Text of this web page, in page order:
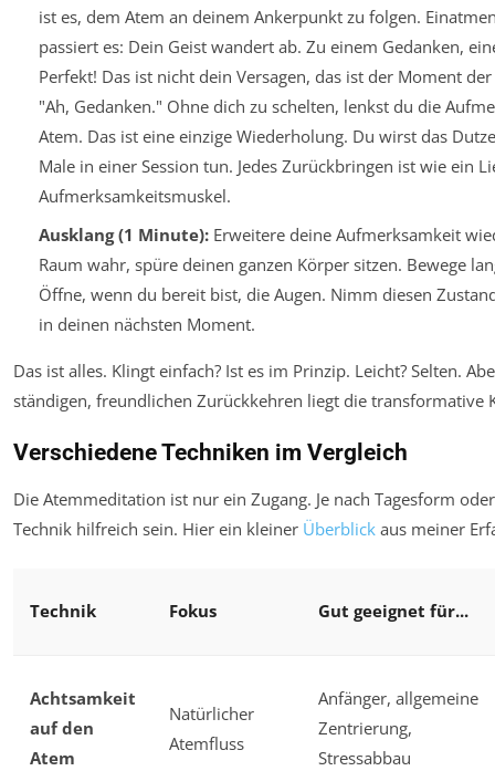
ist es, dem Atem an deinem Ankerpunkt zu folgen.
passiert es: Dein Geist wandert ab. Zu einem Gedanken,
Perfekt! Das ist nicht dein Versagen, das ist der Moment
"Ah, Gedanken." Ohne dich zu schelten, lenkst du die
Atem. Das ist eine einzige Wiederholung. Du wirst das
Male in einer Session tun. Jedes Zurückbringen ist wie ein
Aufmerksamkeitsmuskel.
Ausklang (1 Minute):Erweitere deine Aufmerksamkeit
Raum wahr, spüre deinen ganzen Körper sitzen. Bewege
Öffne, wenn du bereit bist, die Augen. Nimm diesen
in deinen nächsten Moment.
Das ist alles. Klingt einfach? Ist es im Prinzip. Leicht? Selten.
ständigen, freundlichen Zurückkehren liegt die transformative
Verschiedene Techniken im Vergleich
Die Atemmeditation ist nur ein Zugang. Je nach Tagesform
Technik hilfreich sein. Hier ein kleiner Überblick aus meiner
Technik Fokus Gut geeignet für...
Achtsamkeit
auf den
Atem
Natürlicher
Atemfluss
Anfänger, allgemeine
Zentrierung,
Stressabbau